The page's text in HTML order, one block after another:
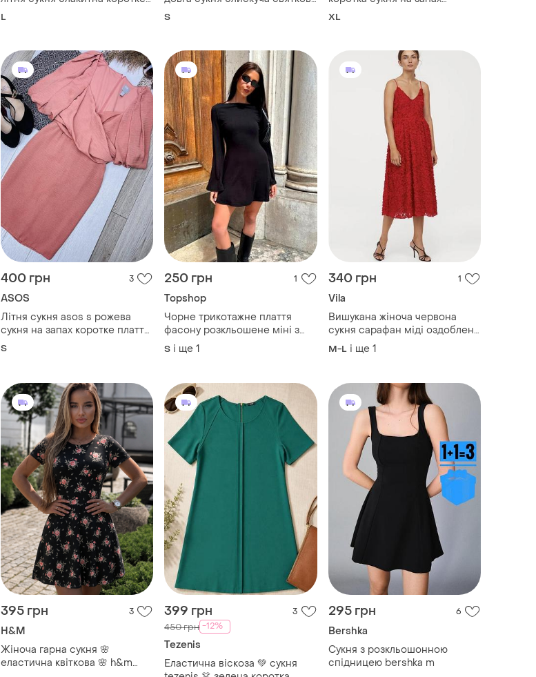
плаття вечірнє плаття з
L
сукня з розрізом на нозі
S
святкова сукня з
XL
400 грн 3
ASOS
Літня сукня asos s рожева
сукня на запах коротке плаття
святкове плаття приталене
S
250 грн 1
Topshop
Чорне трикотажне плаття
фасону розкльошене міні з
довгими рукавами від бренду
topshop
S і ще 1
340 грн 1
Vila
Вишукана жіноча червона
сукня сарафан міді оздоблена
обʼємними деталями
M-L і ще 1
395 грн 3
H&M
Жіноча гарна сукня 🌸
еластична квіткова 🌸 h&m
399 грн 3
450 грн -12%
Tezenis
Еластична віскоза 💚 сукня
295 грн 6
Bershka
Сукня з розкльошонною
спідницею bershka m